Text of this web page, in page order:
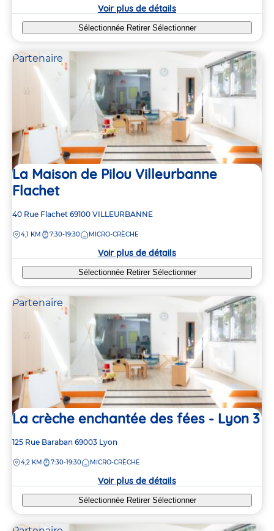
Voir plus de détails
Sélectionnée Retirer Sélectionner
Partenaire
La Maison de Pilou Villeurbanne
Flachet
Adresse
la
40 Rue Flachet 69100 VILLEURBANNE
DISTANCE
4,1 KM 7:30-19:30 MICRO-CRÈCHE
Voir plus de détails
Sélectionnée Retirer Sélectionner
Partenaire
La crèche enchantée des fées - Lyon 3
Adresse
la
125 Rue Baraban 69003 Lyon
DISTANCE
4,2 KM 7:30-19:30 MICRO-CRÈCHE
Voir plus de détails
Sélectionnée Retirer Sélectionner